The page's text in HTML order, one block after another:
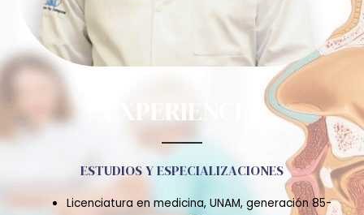
EXPERIENCIA
ESTUDIOS Y ESPECIALIZACIONES
Licenciatura en medicina, UNAM, generación 85-